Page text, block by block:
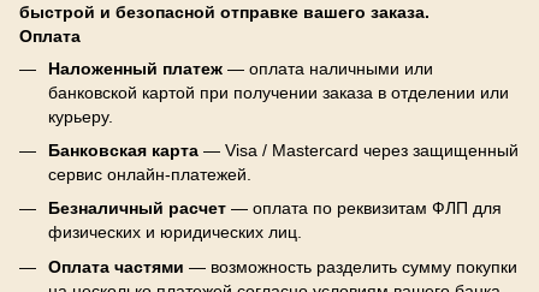
быстрой и безопасной отправке вашего заказа.
Оплата
Наложенный платеж — оплата наличными или
банковской картой при получении заказа в отделении или
курьеру.
Банковская карта — Visa / Mastercard через защищенный
сервис онлайн-платежей.
Безналичный расчет — оплата по реквизитам ФЛП для
физических и юридических лиц.
Оплата частями — возможность разделить сумму покупки